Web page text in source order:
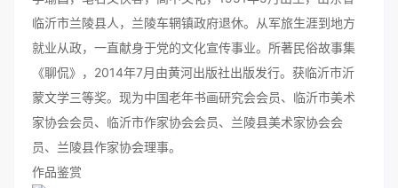
临沂市兰陵县人，兰陵车辋镇政府退休。从军旅生涯到地方
就业从政，一直献身于党的文化宣传事业。所著民俗故事集
《聊侃》，2014年7月由黄河出版社出版发行。获临沂市沂
蒙文学三等奖。现为中国老年书画研究会会员、临沂市美术
家协会会员、临沂市作家协会会员、兰陵县美术家协会会
员、兰陵县作家协会理事。
作品鉴赏